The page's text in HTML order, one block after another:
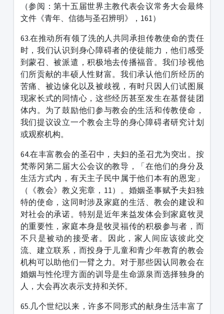
（参阅：第十五届世界主教代表会议常务大会最终
文件《青年、信德与圣召辨明》，161）
63.在推动所有领了洗的人共同承担传教使命的责任
时，我们认识到身心障碍者的使徒能力，他们感受
到蒙召、被派遣，积极地去传播福音。我们珍视他
们所贡献的丰硕人性财富。我们承认他们所经历的
苦痛、被边缘化以及被歧视，有时只因人们试图展
现家长式的同情心，这些经历甚至发生在基督徒团
体内。为了鼓励他们参与教会的生活和传教使命，
我们提议设立一个教会主导的身心障碍者研究计划
或观察机构。
64.在丰富教会的圣召中，夫妇的圣召尤为突出。按
梵蒂冈第二届大公会议的教导，「在他们的身分及
生活方式内，有天主子民中属于他们本有的恩宠」
（《教会》教义宪章，11）。婚姻圣事赋予夫妇独
特的使命，这同时涉及家庭的生活、教会的建设和
对社会的承诺。特别是近年来益发体会到家庭牧灵
的重要性，家庭本身是牧灵福传的积极参与者，而
不只是被动的接受者。因此，家人间应该彼此交
流、建立联系，而投身于儿童和青少年教育的教会
机构可以助他们一臂之力。对于那些因认同教会在
婚姻与性伦理方面的训导是生命源泉而选择独身的
人，大会再次表示支持和关怀。
65.几个世纪以来，许多不同形式的献身生活丰富了